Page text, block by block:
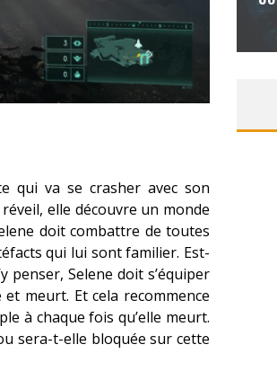
qui va se crasher avec son
elle découvre un monde
doit combattre de toutes
qui lui sont familier. Est-
penser, Selene doit s’équiper
meurt. Et cela recommence
à chaque fois qu’elle meurt.
sera-t-elle bloquée sur cette
Daily Passions